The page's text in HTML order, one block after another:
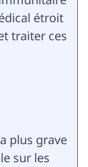
étroit
traiter ces
plus grave
sur les